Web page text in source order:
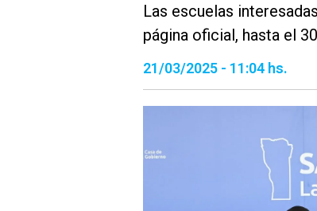
Las escuelas
página oficial, hasta el
21/03/2025 - 11:04 hs.